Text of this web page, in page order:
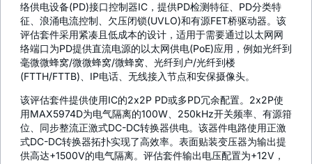
络供电设备(PD)接口控制器IC，提供PD检测特征、PD分类特
征、浪涌电流控制、欠压闭锁(UVLO)和有源FET桥驱动器。该
评估套件采用紧凑且低成本的设计，适用于需要通过以太网网
络端口为PD提供直流电源的以太网供电(PoE)应用，例如光纤到
毫微微蜂窝/微微蜂窝/微蜂窝、光纤到户/光纤到楼
(FTTH/FTTB)、IP电话、无线接入节点和安保摄像头。
该评估套件提供使用IC的2x2P PD或多PD冗余配置。2x2P使
用MAX5974D为电气隔离的100W、250kHz开关频率、有源箝
位、同步整流正激式DC-DC转换器供电。该器件电路使用正激
式DC-DC转换器拓扑实现了高效率。表面贴装变压器为输出提
供高达+1500V的电气隔离。评估套件输出电压配置为+12V，